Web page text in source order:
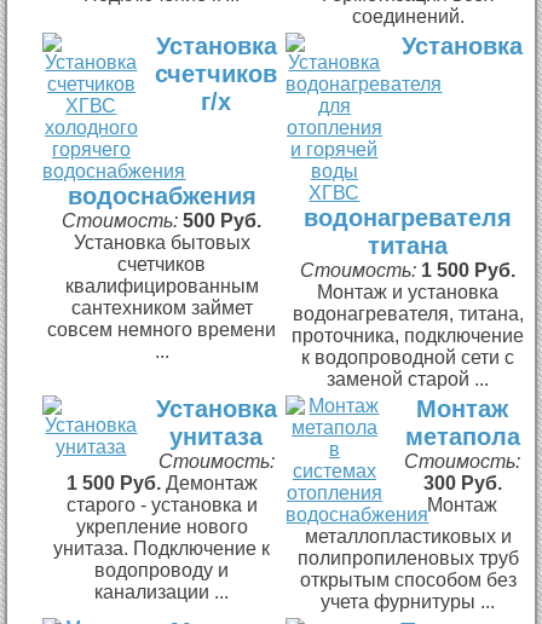
соединений.
Установка
счетчиков
г/х
водоснабжения
Стоимость:500 Руб.
Установка бытовых
счетчиков
квалифицированным
сантехником займет
совсем немного времени
...
Установка
водонагревателя
титана
Стоимость: 1 500 Руб.
Монтаж и установка
водонагревателя, титана,
проточника, подключение
к водопроводной сети с
заменой старой ...
Установка
унитаза
Стоимость:
1 500 Руб. Демонтаж
старого - установка и
укрепление нового
унитаза. Подключение к
водопроводу и
канализации ...
Монтаж
метапола
Стоимость:
300 Руб.
Монтаж
металлопластиковых и
полипропиленовых труб
открытым способом без
учета фурнитуры ...